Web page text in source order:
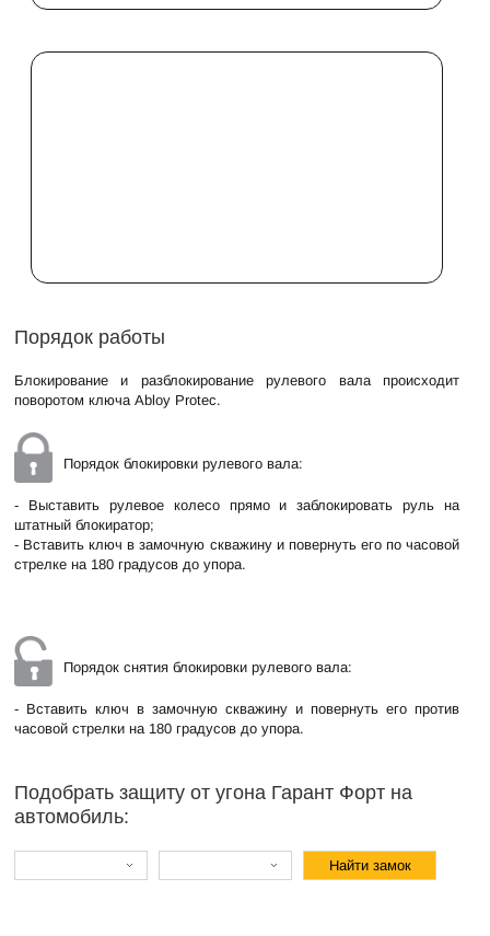
Порядок работы
Блокирование и разблокирование рулевого вала происходит
поворотом ключа Abloy Protec.
Порядок блокировки рулевого вала:
- Выставить рулевое колесо прямо и заблокировать руль на
штатный блокиратор;
- Вставить ключ в замочную скважину и повернуть его по часовой
стрелке на 180 градусов до упора.
Порядок снятия блокировки рулевого вала:
- Вставить ключ в замочную скважину и повернуть его против
часовой стрелки на 180 градусов до упора.
Подобрать защиту от угона Гарант Форт на
автомобиль: